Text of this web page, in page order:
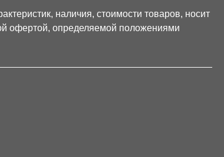
наличия, стоимости товаров, носит
офертой, определяемой положениями